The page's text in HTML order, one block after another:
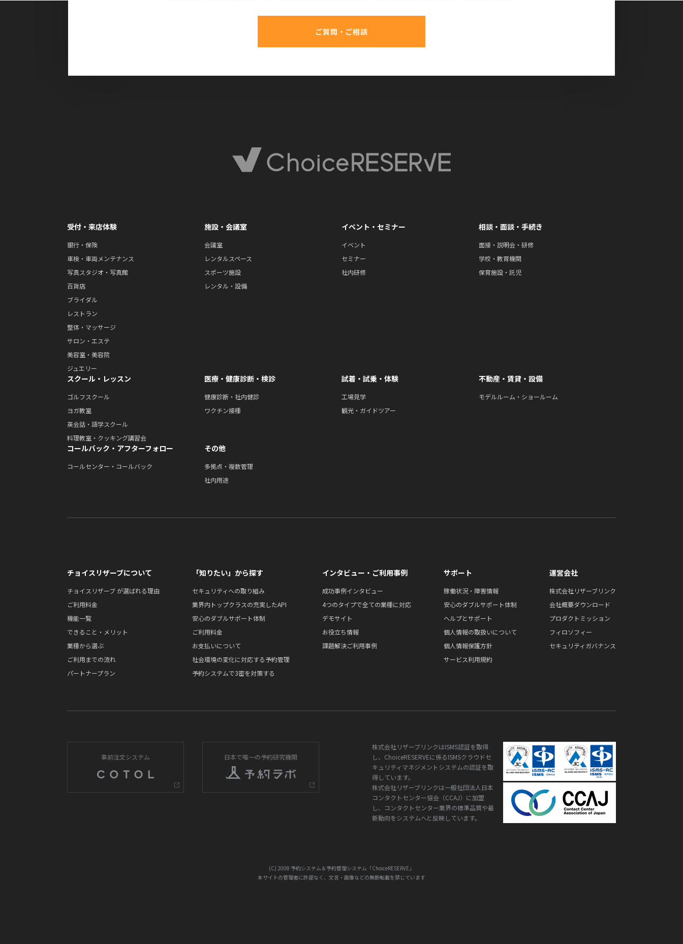
ご質問・ご相談
受付・来店体験
銀行・保険
車検・車両メンテナンス
写真スタジオ・写真館
百貨店
ブライダル
レストラン
整体・マッサージ
サロン・エステ
美容室・美容院
ジュエリー
施設・会議室
会議室
レンタルスペース
スポーツ施設
レンタル・設備
イベント・セミナー
イベント
セミナー
社内研修
相談・面談・手続き
面接・説明会・研修
学校・教育機関
保育施設・託児
スクール・レッスン
ゴルフスクール
ヨガ教室
英会話・語学スクール
料理教室・クッキング講習会
医療・健康診断・検診
健康診断・社内健診
ワクチン接種
試着・試乗・体験
工場見学
観光・ガイドツアー
不動産・賃貸・設備
モデルルーム・ショールーム
コールバック・アフターフォロー
コールセンター・コールバック
その他
多拠点・複数管理
社内用途
チョイスリザーブについて
チョイスリザーブ が選ばれる理由
ご利用料金
機能一覧
できること・メリット
業種から選ぶ
ご利用までの流れ
パートナープラン
「知りたい」から探す
セキュリティへの取り組み
業界内トップクラスの充実したAPI
安心のダブルサポート体制
ご利用料金
お支払いについて
社会環境の変化に対応する予約管理
予約システムで3密を対策する
インタビュー・ご利用事例
成功事例インタビュー
4つのタイプで全ての業種に対応
デモサイト
お役立ち情報
課題解決ご利用事例
サポート
稼働状況・障害情報
安心のダブルサポート体制
ヘルプとサポート
個人情報の取扱いについて
個人情報保護方針
サービス利用規約
運営会社
株式会社リザーブリンク
会社概要ダウンロード
プロダクトミッション
フィロソフィー
セキュリティガバナンス
事前注文システム 日本で唯一の予約研究機関
株式会社リザーブリンクはISMS認証を取得
し、ChoiceRESERVEに係るISMSクラウドセ
キュリティマネジメントシステムの認証を取
得しています。
株式会社リザーブリンクは一般社団法人日本
コンタクトセンター協会（CCAJ）に加盟
し、コンタクトセンター業界の標準品質や最
新動向をシステムへと反映しています。
(C) 2008 予約システム＆予約管理システム「ChoiceRESERVE」
本サイトの管理者に許諾なく、文言・画像などの無断転載を禁じています